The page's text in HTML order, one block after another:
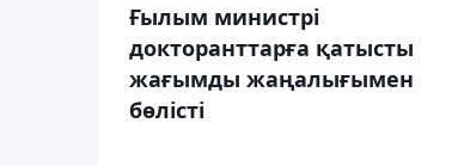
Ғылым министрі
докторанттарға қатысты
жағымды жаңалығымен
бөлісті